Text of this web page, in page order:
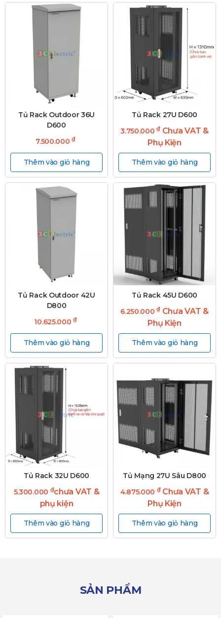
Tủ Rack Outdoor 36U
D600
7.500.000₫
Thêm vào giỏ hàng
Tủ Rack 27U D600
3.750.000₫ Chưa VAT &
Phụ Kiện
Thêm vào giỏ hàng
Tủ Rack Outdoor 42U
D800
10.625.000₫
Thêm vào giỏ hàng
Tủ Rack 45U D600
6.250.000₫ Chưa VAT &
Phụ Kiện
Thêm vào giỏ hàng
Tủ Rack 32U D600
5.300.000 ₫chưa VAT &
phụ kiện
Thêm vào giỏ hàng
Tủ Mạng 27U Sâu D800
4.875.000 ₫Chưa VAT &
Phụ Kiện
Thêm vào giỏ hàng
SẢN PHẨM